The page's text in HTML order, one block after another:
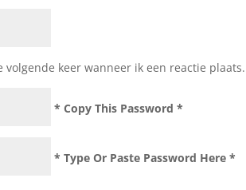
keer wanneer ik een reactie plaats.
* Copy This Password *
* Type Or Paste Password Here *